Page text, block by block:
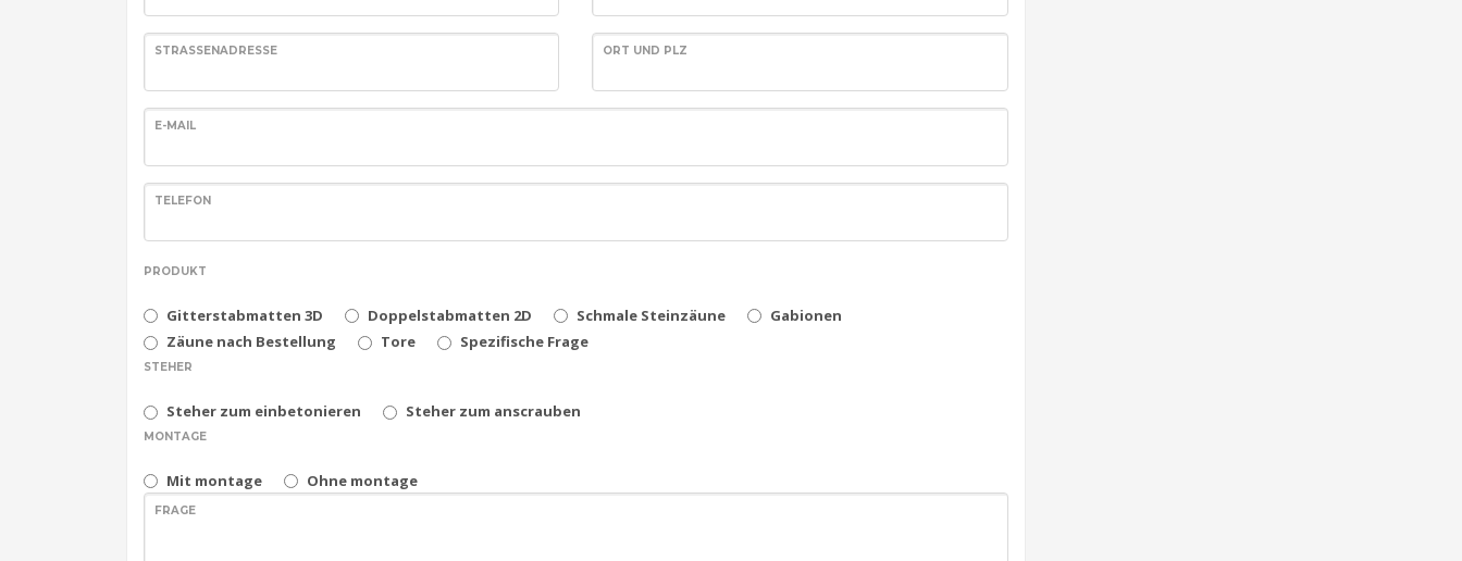
STRASSENADRESSE ORT UND PLZ
E-MAIL
TELEFON
PRODUKT
Gitterstabmatten 3D Doppelstabmatten 2D Schmale Steinzäune
Gabionen
Zäune nach Bestellung
Tore Spezifische Frage
STEHER
Steher zum einbetonieren Steher zum anscrauben
MONTAGE
Mit montage Ohne montage
FRAGE